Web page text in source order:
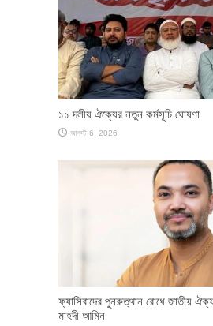
১১ দলীয় ঐক্যের নতুন কর্মসূচি ঘোষণা
আগস্ট 6, 2026
ফ্যাসিবাদের পুনরুত্থান রোধে জাতীয়
মাহদী আমিন